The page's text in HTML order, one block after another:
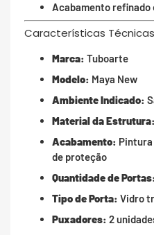
Acabamento refinado
Características Técnicas
Marca: Tuboarte
Modelo: Maya New
Ambiente Indicado:
Material da Estrutura:
Acabamento: Pintura
de proteção
Quantidade de Portas:
Tipo de Porta: Vidro
Puxadores: 2